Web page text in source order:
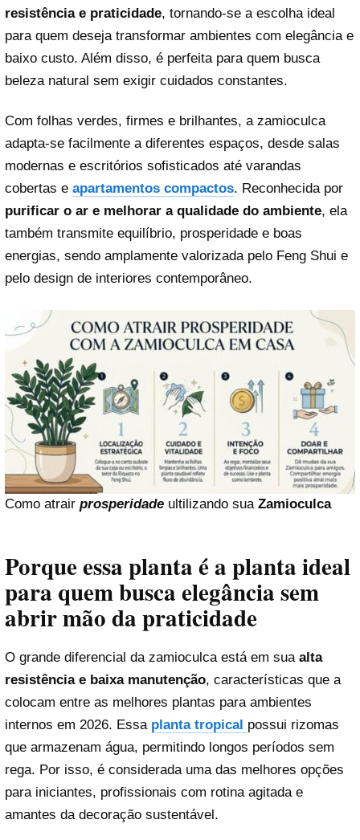
resistência e praticidade, tornando-se a escolha ideal
para quem deseja transformar ambientes com elegância e
baixo custo. Além disso, é perfeita para quem busca
beleza natural sem exigir cuidados constantes.
Com folhas verdes, firmes e brilhantes, a zamioculca
adapta-se facilmente a diferentes espaços, desde salas
modernas e escritórios sofisticados até varandas
cobertas e apartamentos compactos. Reconhecida por
purificar o ar e melhorar a qualidade do ambiente, ela
também transmite equilíbrio, prosperidade e boas
energias, sendo amplamente valorizada pelo Feng Shui e
pelo design de interiores contemporâneo.
Como atrair prosperidade ultilizando sua Zamioculca
Porque essa planta é a planta ideal
para quem busca elegância sem
abrir mão da praticidade
O grande diferencial da zamioculca está em sua alta
resistência e baixa manutenção, características que a
colocam entre as melhores plantas para ambientes
internos em 2026. Essa planta tropical possui rizomas
que armazenam água, permitindo longos períodos sem
rega. Por isso, é considerada uma das melhores opções
para iniciantes, profissionais com rotina agitada e
amantes da decoração sustentável.